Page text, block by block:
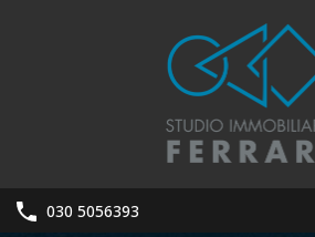
030 5056393